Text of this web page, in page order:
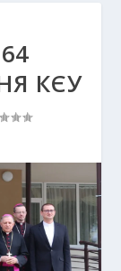
КЄУ